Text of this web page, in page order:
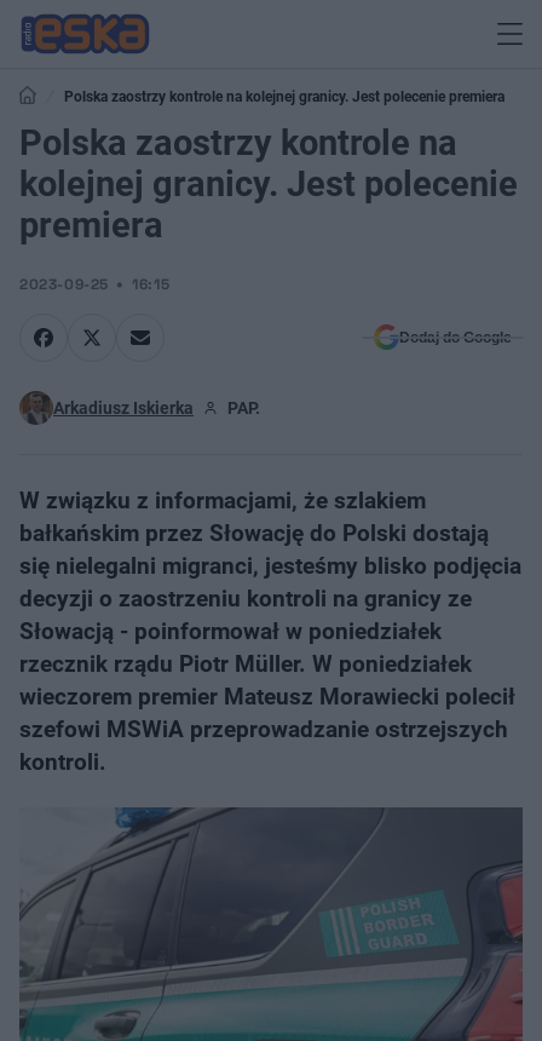
Polska zaostrzy kontrole na kolejnej granicy. Jest polecenie premiera
Polska zaostrzy kontrole na
kolejnej granicy. Jest polecenie
premiera
2023-09-25 16:15
Dodaj do Google
Arkadiusz Iskierka PAP.
W związku z informacjami, że szlakiem
bałkańskim przez Słowację do Polski dostają
się nielegalni migranci, jesteśmy blisko podjęcia
decyzji o zaostrzeniu kontroli na granicy ze
Słowacją - poinformował w poniedziałek
rzecznik rządu Piotr Müller. W poniedziałek
wieczorem premier Mateusz Morawiecki polecił
szefowi MSWiA przeprowadzanie ostrzejszych
kontroli.